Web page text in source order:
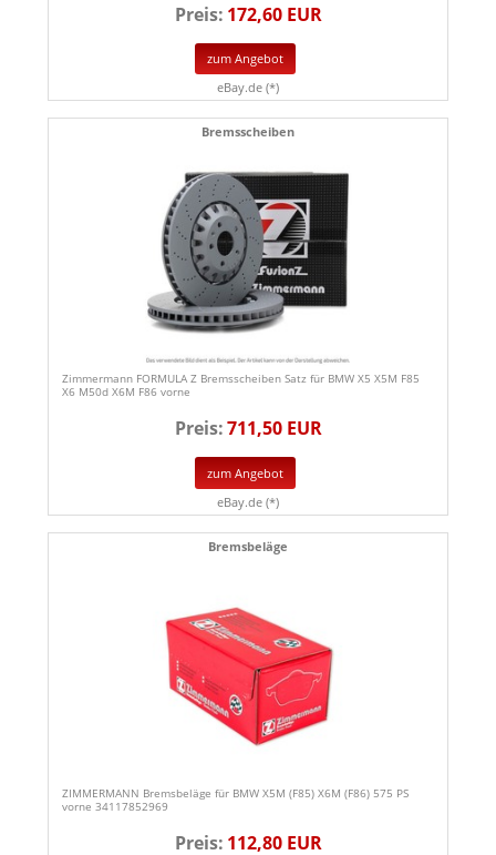
Preis: 172,60 EUR
zum Angebot
eBay.de (*)
Bremsscheiben
Zimmermann FORMULA Z Bremsscheiben Satz für BMW X5 X5M F85
X6 M50d X6M F86 vorne
Preis:711,50 EUR
zum Angebot
eBay.de (*)
Bremsbeläge
ZIMMERMANN Bremsbeläge für BMW X5M (F85) X6M (F86) 575 PS
vorne 34117852969
Preis: 112,80 EUR